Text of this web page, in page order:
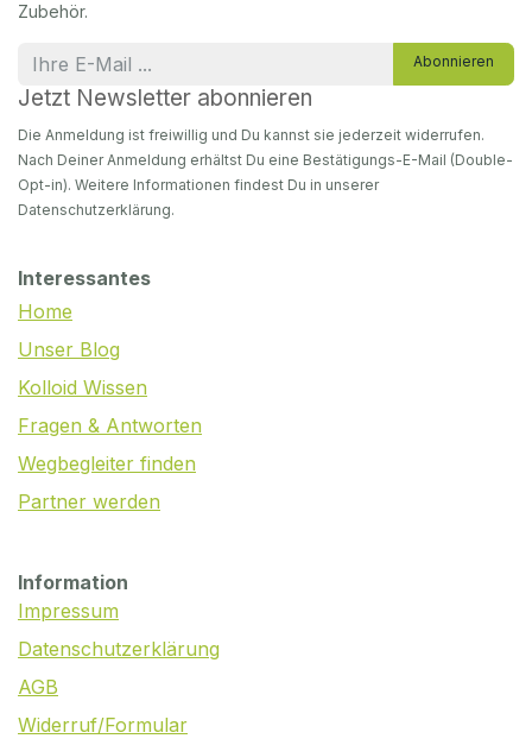
Zubehör.
Abonnieren
Jetzt Newsletter abonnieren
Die Anmeldung ist freiwillig und Du kannst sie jederzeit widerrufen.
Nach Deiner Anmeldung erhältst Du eine Bestätigungs-E-Mail (Double-
Opt-in). Weitere Informationen findest Du in unserer
Datenschutzerklärung.
Interessantes
Home
Unser Blog
Kolloid Wissen
Fragen & Antworten
Wegbegleiter finden
Partner werden
Information
Impressum
Datenschutzerklärung
AGB
Widerruf/Formular